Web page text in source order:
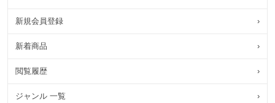
新規会員登録 ›
新着商品 ›
閲覧履歴 ›
ジャンル 一覧 ›